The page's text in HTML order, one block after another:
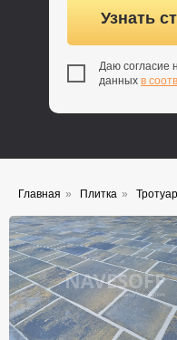
Даю согласие
данных в
Узнать
Главная » Плитка »